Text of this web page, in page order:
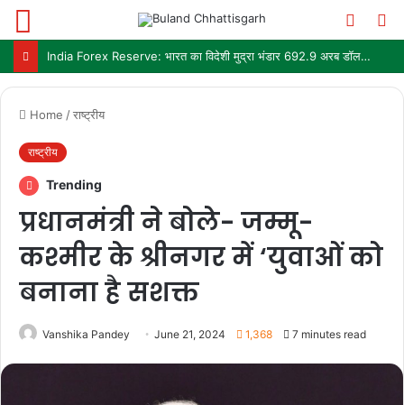
Switch
IIT Delhi Convocation 2026: PM मोदी आज IIT दिल्ली के 57वें दीक्षांत समारोह को करेंगे संबोधित
Home /राष्ट्रीय
राष्ट्रीय
Trending
प्रधानमंत्री ने बोले- जम्मू-
कश्मीर के श्रीनगर में ‘युवाओं को
बनाना है सशक्त
Vanshika Pandey June 21, 2024 1,368 7 minutes read